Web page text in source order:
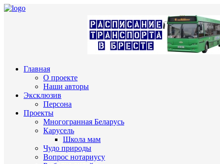
Главная
О проекте
Наши авторы
Эксклюзив
Персона
Проекты
Многогранная Беларусь
Карусель
Школа мам
Чудо природы
Вопрос нотариусу